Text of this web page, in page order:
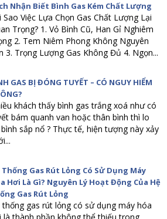
Nhận Biết Bình Gas Kém Chất Lượng
Sao Việc Lựa Chọn Gas Chất Lượng Lại
Trọng? 1. Vỏ Bình Cũ, Han Gỉ Nghiêm
2. Tem Niêm Phong Không Nguyên
3. Trọng Lượng Gas Không Đủ 4. Ngọn...
GAS BỊ ĐÓNG TUYẾT – CÓ NGUY HIỂM
khách thấy bình gas trắng xoá như có
bám quanh van hoặc thân bình thì lo
sắp nổ ? Thực tế, hiện tượng này xảy
Thống Gas Rút Lỏng Có Sử Dụng Máy
Hơi Là Gì? Nguyên Lý Hoạt Động Của Hệ
Gas Rút Lỏng
thống gas rút lỏng có sử dụng máy hóa